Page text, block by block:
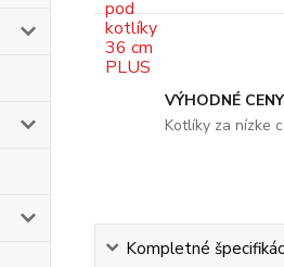
VÝHODNÉ CENY
Kotlíky za nízke
Kompletné